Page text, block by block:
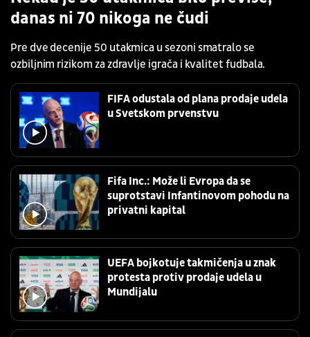
danas ni 70 nikoga ne čudi
Pre dve decenije 50 utakmica u sezoni smatralo se
ozbiljnim rizikom za zdravlje igrača i kvalitet fudbala.
FIFA odustala od plana prodaje udela
u Svetskom prvenstvu
Fifa Inc.: Može li Evropa da se
suprotstavi Infantinovom pohodu na
privatni kapital
UEFA bojkotuje takmičenja u znak
protesta protiv prodaje udela u
Mundijalu